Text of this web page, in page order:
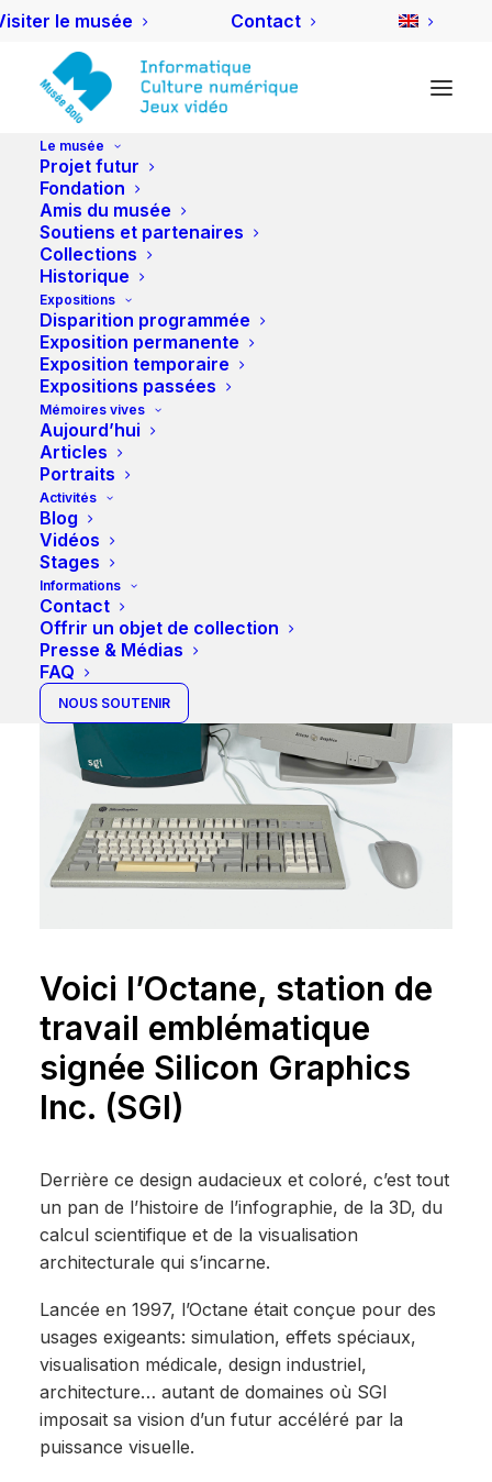
le musée Contact
Le musée
Projet futur
Fondation
Amis du musée
Soutiens et partenaires
Collections
Historique
Expositions
Disparition programmée
Exposition permanente
Exposition temporaire
Expositions passées
Mémoires vives
Aujourd’hui
Articles
Portraits
Activités
Blog
Vidéos
Stages
Informations
Contact
Offrir un objet de collection
Presse & Médias
FAQ
NOUS SOUTENIR
Silicon Graphics Octane
La workstation des
visionnaires
DESIGN & TECHNOLOGIE
Voici l’Octane, station de
travail emblématique
signée Silicon Graphics
Inc. (SGI)
Derrière ce design audacieux et coloré, c’est tout
un pan de l’histoire de l’infographie, de la 3D, du
calcul scientifique et de la visualisation
architecturale qui s’incarne.
Lancée en 1997, l’Octane était conçue pour des
usages exigeants: simulation, effets spéciaux,
visualisation médicale, design industriel,
architecture… autant de domaines où SGI
imposait sa vision d’un futur accéléré par la
puissance visuelle.